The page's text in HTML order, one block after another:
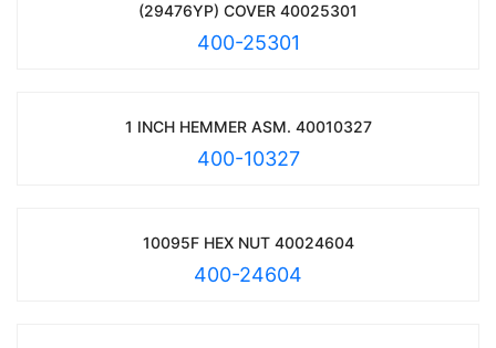
(29476YP) COVER 40025301
400-25301
1 INCH HEMMER ASM. 40010327
400-10327
10095F HEX NUT 40024604
400-24604